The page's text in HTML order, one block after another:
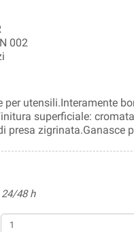
002
per utensili.Interamente
superficiale:
presa zigrinata.Ganasce
48 h